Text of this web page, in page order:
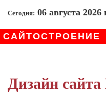
Сегодня: 06 августа 2026
САЙТОСТРОЕНИЕ
Дизайн